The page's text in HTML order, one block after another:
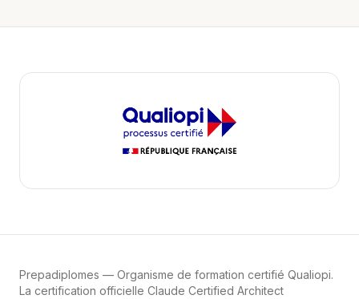
Prepadiplomes — Organisme de formation certifié Qualiopi.
La certification officielle Claude Certified Architect